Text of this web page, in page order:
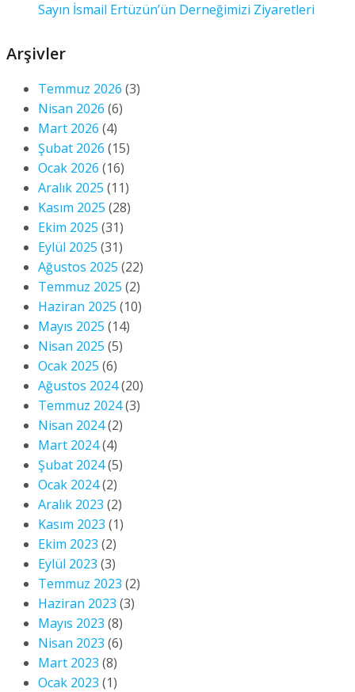
Sayın İsmail Ertüzün’ün Derneğimizi Ziyaretleri
Arşivler
Temmuz 2026 (3)
Nisan 2026 (6)
Mart 2026 (4)
Şubat 2026 (15)
Ocak 2026 (16)
Aralık 2025 (11)
Kasım 2025 (28)
Ekim 2025 (31)
Eylül 2025 (31)
Ağustos 2025 (22)
Temmuz 2025 (2)
Haziran 2025 (10)
Mayıs 2025 (14)
Nisan 2025 (5)
Ocak 2025 (6)
Ağustos 2024(20)
Temmuz 2024(3)
Nisan 2024(2)
Mart 2024(4)
Şubat 2024(5)
Ocak 2024(2)
Aralık 2023 (2)
Kasım 2023 (1)
Ekim 2023 (2)
Eylül 2023 (3)
Temmuz 2023 (2)
Haziran 2023 (3)
Mayıs 2023 (8)
Nisan 2023 (6)
Mart 2023 (8)
Ocak 2023 (1)